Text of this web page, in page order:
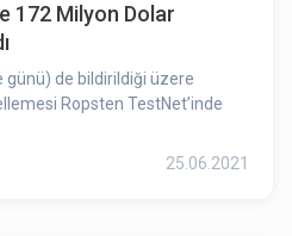
172 Milyon Dolar
günü) de bildirildiği üzere
Ropsten TestNet’inde
25.06.2021